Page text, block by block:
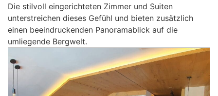
Die stilvoll eingerichteten Zimmer und Suiten
unterstreichen dieses Gefühl und bieten zusätzlich
einen beeindruckenden Panoramablick auf die
umliegende Bergwelt.